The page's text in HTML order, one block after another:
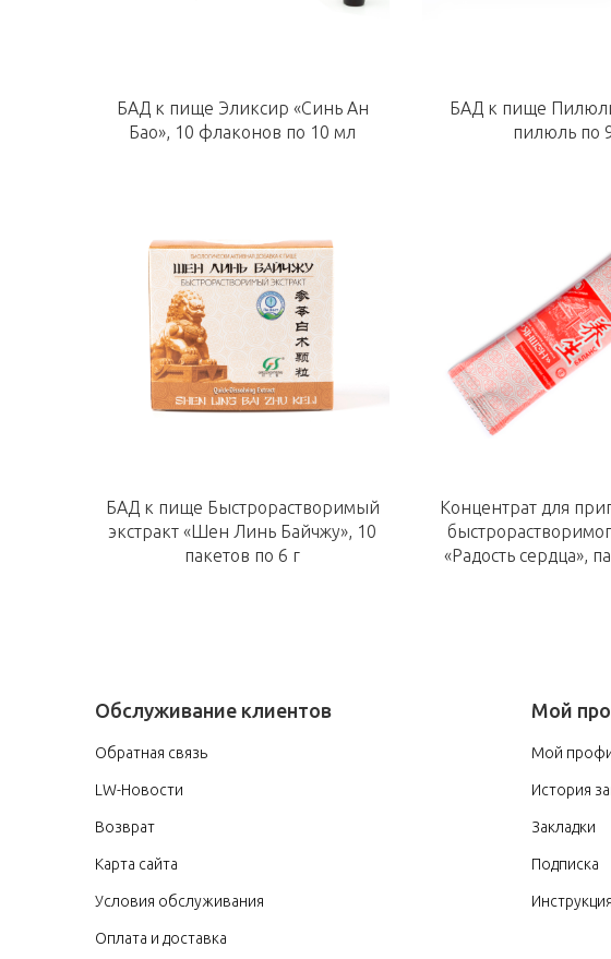
БАД к пище Эликсир «Синь Ан
Бао», 10 флаконов по 10 мл
БАД к пище
пилюль по
БАД к пище Быстрорастворимый
экстракт «Шен Линь Байчжу», 10
пакетов по 6 г
Концентрат для
«Радость сердца»,
Обслуживание клиентов
Обратная связь
LW-Новости
Возврат
Карта сайта
Условия обслуживания
Оплата и доставка
Мой
Мой
История
Закладки
Подписка